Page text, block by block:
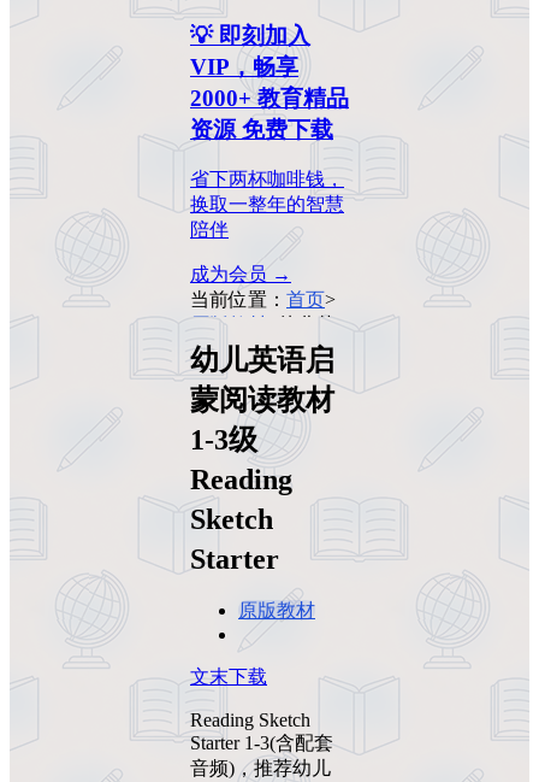
💡 即刻加入
VIP，畅享
2000+ 教育精品
资源 免费下载
省下两杯咖啡钱，
换取一整年的智慧
陪伴
成为会员 →
当前位置： 首页>
原版教材
幼儿英
语启蒙阅读教材1-
3级Reading Sketch
Starter
幼儿英语启
蒙阅读教材
1-3级
Reading
Sketch
Starter
原版教材
文末下载
Reading Sketch
Starter 1-3(含配套
音频)，推荐幼儿